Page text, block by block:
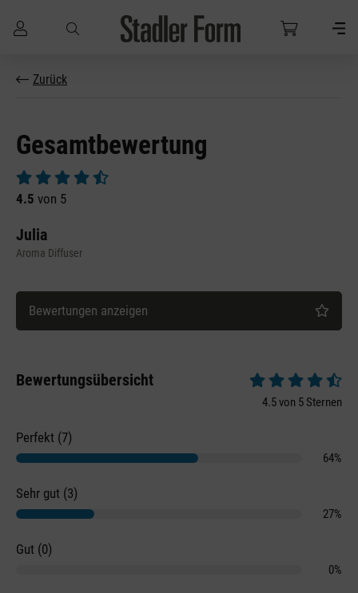
Zum Hauptinhalt springen
Zurück
Gesamtbewertung
Durchschnittliche Bewertung von 4.5 von 5 Sternen
4.5 von 5
Julia
Aroma Diffuser
Bewertungen anzeigen
Bewertungsübersicht
Durchschnittliche
4.5 von 5 Sternen
Perfekt (7)
64%
Sehr gut (3)
27%
Gut (0)
0%